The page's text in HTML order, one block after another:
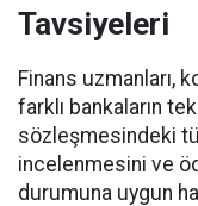
Tavsiyeleri
Finans uzmanları,
farklı bankaların
sözleşmesindeki
incelenmesini ve
durumuna uygun